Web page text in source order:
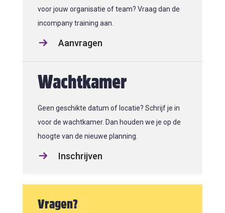
voor jouw organisatie of team? Vraag dan de
incompany training aan.
Aanvragen
Wachtkamer
Geen geschikte datum of locatie? Schrijf je in
voor de wachtkamer. Dan houden we je op de
hoogte van de nieuwe planning.
Inschrijven
Vragen?